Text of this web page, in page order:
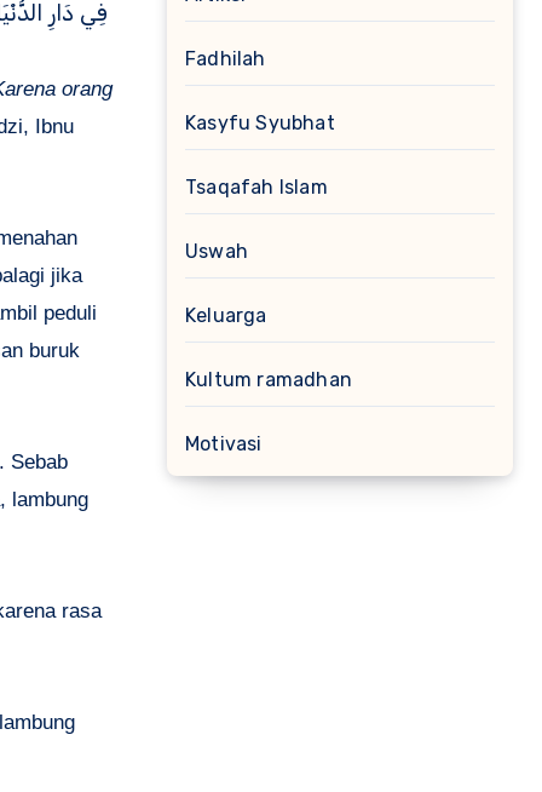
orang
Ibnu
jika
peduli
buruk
Sebab
lambung
rasa
Fadhilah
Kasyfu Syubhat
Tsaqafah Islam
Uswah
Keluarga
Kultum ramadhan
Motivasi